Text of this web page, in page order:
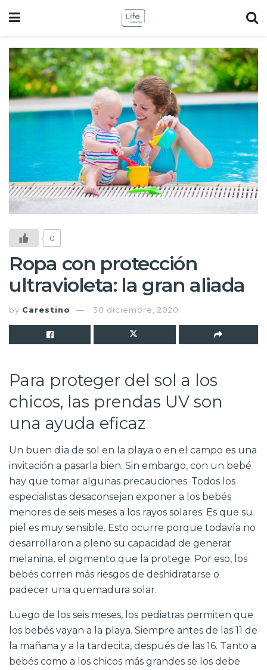
0
Ropa con protección
ultravioleta: la gran aliada
by Carestino 30 diciembre, 2020
Para proteger del sol a los
chicos, las prendas UV son
una ayuda eficaz
Un buen día de sol en la playa o en el campo es una
invitación a pasarla bien. Sin embargo, con un bebé
hay que tomar algunas precauciones. Todos los
especialistas desaconsejan exponer a los bebés
menores de seis meses a los rayos solares. Es que su
piel es muy sensible. Esto ocurre porque todavía no
desarrollaron a pleno su capacidad de generar
melanina, el pigmento que la protege. Por eso, los
bebés corren más riesgos de deshidratarse o
padecer una quemadura solar.
Luego de los seis meses, los pediatras permiten que
los bebés vayan a la playa. Siempre antes de las 11 de
la mañana y a la tardecita, después de las 16. Tanto a
bebés como a los chicos más grandes se los debe